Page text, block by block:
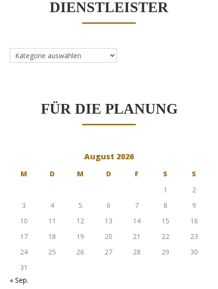
DIENSTLEISTER
Dienstleister
FÜR DIE PLANUNG
August 2026
M D M D F S
S
1
2
3
4 5 6 7 8
9
10
11 12 13 14 15
16
17
18 19 20 21 22
23
24
25 26 27 28 29
30
31
« Sep.